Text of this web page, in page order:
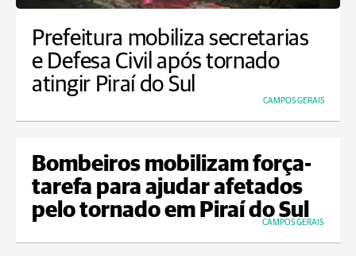
Prefeitura mobiliza secretarias
e Defesa Civil após tornado
atingir Piraí do Sul
CAMPOS GERAIS
Bombeiros mobilizam força-
tarefa para ajudar afetados
pelo tornado em Piraí do Sul
CAMPOS GERAIS